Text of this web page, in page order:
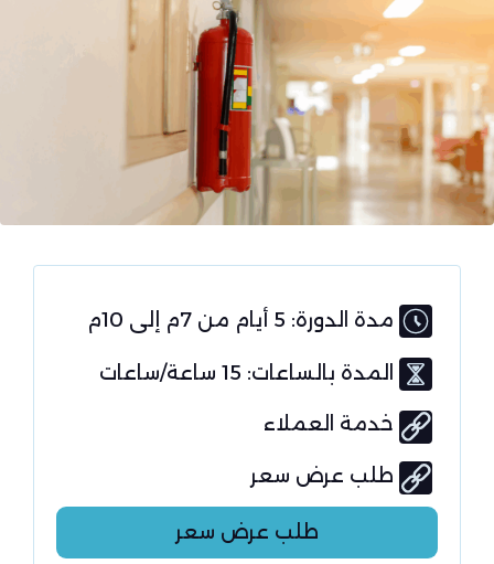
مدة الدورة: 5 أيام من 7م إلى 10م
المدة بالساعات: 15 ساعة/ساعات
خدمة العملاء
طلب عرض سعر
طلب عرض سعر